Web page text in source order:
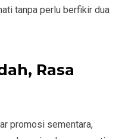
tanpa perlu berfikir dua
Rasa
promosi sementara,